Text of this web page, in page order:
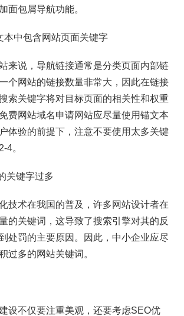
面包屑导航功能。
本中包含网站页面关键字
来说，导航链接通常是分类页面内部链
个网站的链接数量非常大，因此在链接
索关键字将对目标页面的相关性和权重
费网站域名申请网站应尽量使用锚文本
体验的前提下，注意不要使用太多关键
4。
关键字过多
技术在我国的普及，许多网站设计者在
的关键词，这导致了搜索引擎对其的反
处罚的主要原因。因此，中小企业应尽
过多的网站关键词。
设不仅要注重美观，还要考虑SEO优